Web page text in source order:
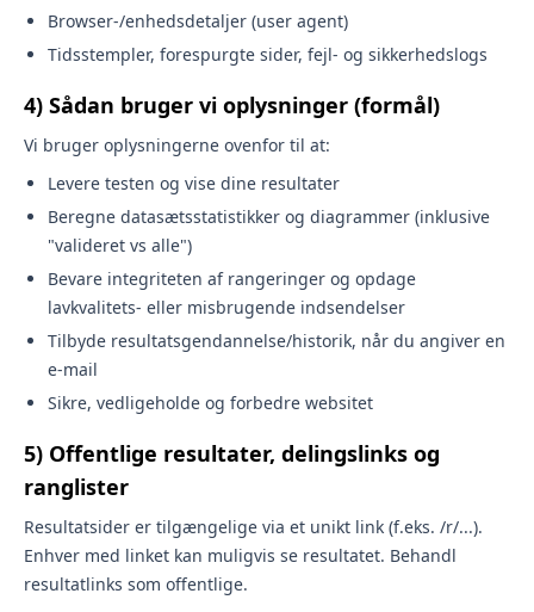
Browser-/enhedsdetaljer (user agent)
Tidsstempler, forespurgte sider, fejl- og sikkerhedslogs
4) Sådan bruger vi oplysninger (formål)
Vi bruger oplysningerne ovenfor til at:
Levere testen og vise dine resultater
Beregne datasætsstatistikker og diagrammer (inklusive
"valideret vs alle")
Bevare integriteten af rangeringer og opdage
lavkvalitets- eller misbrugende indsendelser
Tilbyde resultatsgendannelse/historik, når du angiver en
e-mail
Sikre, vedligeholde og forbedre websitet
5) Offentlige resultater, delingslinks og
ranglister
Resultatsider er tilgængelige via et unikt link (f.eks. /r/...).
Enhver med linket kan muligvis se resultatet. Behandl
resultatlinks som offentlige.